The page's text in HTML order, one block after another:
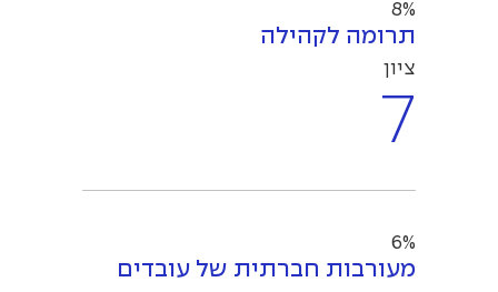
8%
תרומה לקהילה
ציון
7
6%
מעורבות חברתית של עובדים